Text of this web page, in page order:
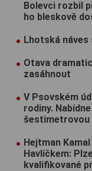
Bolevci rozbil
ho bleskově
Lhotská náves
Otava
zasáhnout
V Psovském
rodiny.
šestimetrovou
Hejtman
Havlíčkem:
kvalifikované